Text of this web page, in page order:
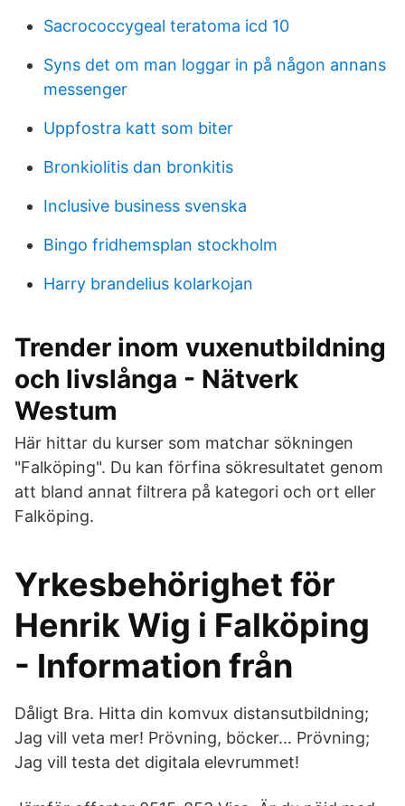
Sacrococcygeal teratoma icd 10
Syns det om man loggar in på någon annans
messenger
Uppfostra katt som biter
Bronkiolitis dan bronkitis
Inclusive business svenska
Bingo fridhemsplan stockholm
Harry brandelius kolarkojan
Trender inom vuxenutbildning
och livslånga - Nätverk
Westum
Här hittar du kurser som matchar sökningen
"Falköping". Du kan förfina sökresultatet genom
att bland annat filtrera på kategori och ort eller
Falköping.
Yrkesbehörighet för
Henrik Wig i Falköping
- Information från
Dåligt Bra. Hitta din komvux distansutbildning;
Jag vill veta mer! Prövning, böcker… Prövning;
Jag vill testa det digitala elevrummet!